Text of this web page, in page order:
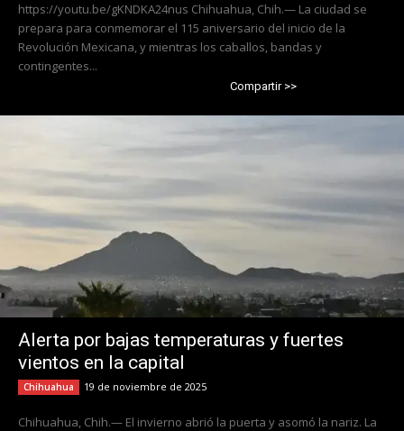
https://youtu.be/gKNDKA24nus Chihuahua, Chih.— La ciudad se
prepara para conmemorar el 115 aniversario del inicio de la
Revolución Mexicana, y mientras los caballos, bandas y
contingentes...
Compartir >>
Alerta por bajas temperaturas y fuertes
vientos en la capital
Chihuahua 19 de noviembre de 2025
Chihuahua, Chih.— El invierno abrió la puerta y asomó la nariz. La